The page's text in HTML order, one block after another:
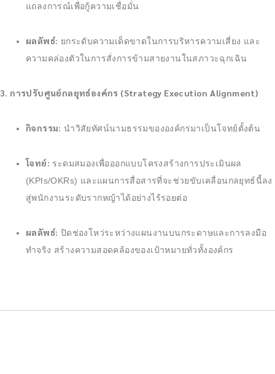
แถลงการณ์เพื่อกู้ความเชื่อมั่น
ผลลัพธ์: ยกระดับความเด็ดขาดในการบริหารความเสี่ยง และ
ความคล่องตัวในการสั่งการข้ามสายงานในสภาวะฉุกเฉิน
3. การปรับศูนย์กลยุทธ์องค์กร (Strategy Execution Alignment)
กิจกรรม: นำวิสัยทัศน์นามธรรมขององค์กรมาเป็นโจทย์ตั้งต้น
โจทย์: ระดมสมองเพื่อออกแบบโครงสร้างการประเมินผล
(KPIs/OKRs) และแผนการสื่อสารที่จะช่วยขับเคลื่อนกลยุทธ์นี้ลง
สู่พนักงานระดับรากหญ้าได้อย่างไร้รอยต่อ
ผลลัพธ์: ปิดช่องโหว่ระหว่างแผนงานบนกระดาษและการลงมือ
ทำจริง สร้างความสอดคล้องของเป้าหมายทั่วทั้งองค์กร